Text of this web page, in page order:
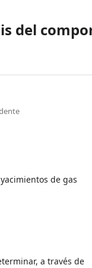
del
de gas
a través de